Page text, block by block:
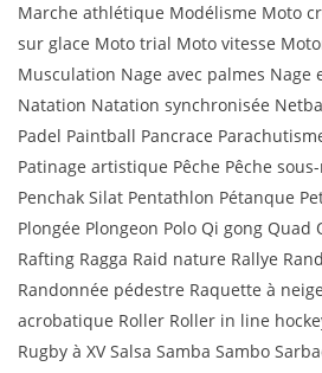
Marche athlétique Modélisme Moto
sur glace Moto trial Moto vitesse
Musculation Nage avec palmes Nage
Natation Natation synchronisée
Padel Paintball Pancrace
Patinage artistique Pêche Pêche
Penchak Silat Pentathlon Pétanque
Plongée Plongeon Polo Qi gong Quad
Rafting Ragga Raid nature Rallye
Randonnée pédestre Raquette à
acrobatique Roller Roller in line
Rugby à XV Salsa Samba Sambo